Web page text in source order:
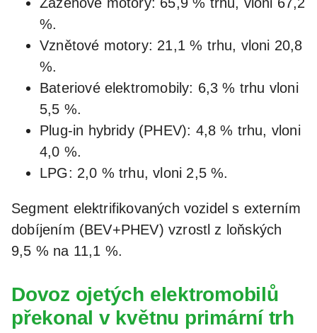
%.
Vznětové motory: 21,1 % trhu, vloni 20,8
%.
Bateriové elektromobily: 6,3 % trhu vloni
5,5 %.
Plug-in hybridy (PHEV): 4,8 % trhu, vloni
4,0 %.
LPG: 2,0 % trhu, vloni 2,5 %.
Segment elektrifikovaných vozidel s externím
dobíjením (BEV+PHEV) vzrostl z loňských
9,5 % na 11,1 %.
Dovoz ojetých elektromobilů
překonal v květnu primární trh